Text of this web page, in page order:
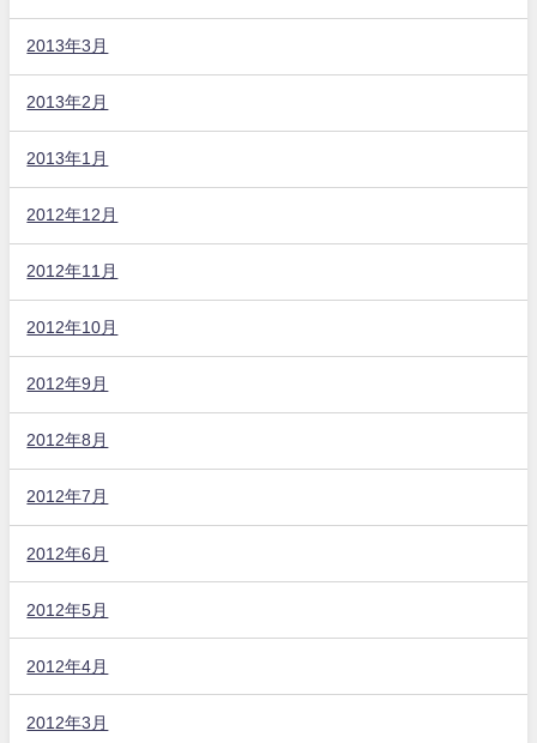
2013年3月
2013年2月
2013年1月
2012年12月
2012年11月
2012年10月
2012年9月
2012年8月
2012年7月
2012年6月
2012年5月
2012年4月
2012年3月